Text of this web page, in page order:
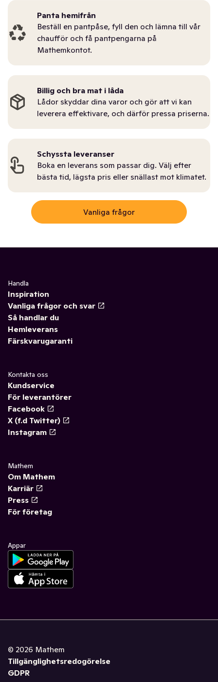
Panta hemifrån
Beställ en pantpåse, fyll den och lämna till vår
chaufför och få pantpengarna på
Mathemkontot.
Billig och bra mat i låda
Lådor skyddar dina varor och gör att vi kan
leverera effektivare, och därför pressa priserna.
Schyssta leveranser
Boka en leverans som passar dig. Välj efter
bästa tid, lägsta pris eller snällast mot klimatet.
Vanliga frågor
Handla
Inspiration
Vanliga frågor och svar
Så handlar du
Hemleverans
Färskvarugaranti
Kontakta oss
Kundservice
För leverantörer
Facebook
X (f.d Twitter)
Instagram
Mathem
Om Mathem
Karriär
Press
För företag
Appar
© 2026 Mathem
Tillgänglighetsredogörelse
GDPR